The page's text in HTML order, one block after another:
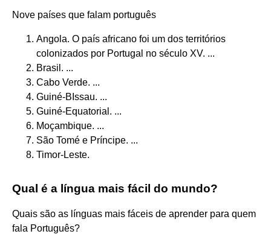
Nove países que falam português
Angola. O país africano foi um dos territórios
colonizados por Portugal no século XV. ...
Brasil. ...
Cabo Verde. ...
Guiné-BIssau. ...
Guiné-Equatorial. ...
Moçambique. ...
São Tomé e Príncipe. ...
Timor-Leste.
Qual é a língua mais fácil do mundo?
Quais são as línguas mais fáceis de aprender para quem
fala Português?